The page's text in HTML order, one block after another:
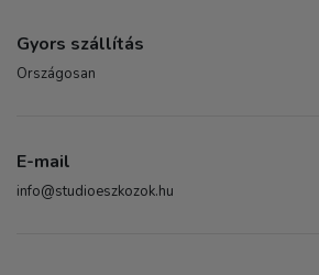
Gyors szállítás
Országosan
E-mail
info@studioeszkozok.hu